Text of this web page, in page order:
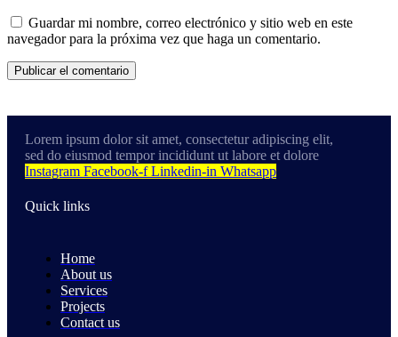
Guardar mi nombre, correo electrónico y sitio web en este
navegador para la próxima vez que haga un comentario.
Lorem ipsum dolor sit amet, consectetur adipiscing elit,
sed do eiusmod tempor incididunt ut labore et dolore
Instagram Facebook-f Linkedin-in Whatsapp
Quick links
Home
About us
Services
Projects
Contact us